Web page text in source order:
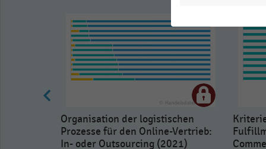
Organisation der logistischen
Prozesse für den Online-Vertrieb:
In- oder Outsourcing (2021)